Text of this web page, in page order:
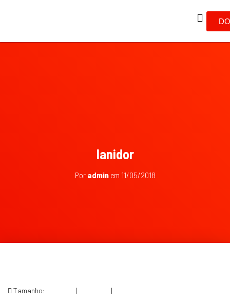
lanidor
Por adminem 11/05/2018
Tamanho: | |